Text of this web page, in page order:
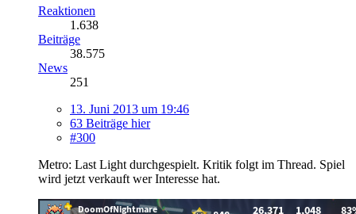
Reaktionen
1.638
Beiträge
38.575
News
251
13. Juni 2013 um 19:46
63 Beiträge hier
#300
Metro: Last Light durchgespielt. Kritik folgt im Thread. Spiel
wird jetzt verkauft wer Interesse hat.